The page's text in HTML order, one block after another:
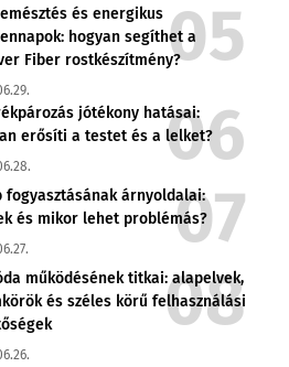
emésztés és energikus
hogyan segíthet a
Fiber rostkészítmény?
jótékony hatásai:
erősíti a testet és a lelket?
fogyasztásának árnyoldalai:
és mikor lehet problémás?
működésének titkai: alapelvek,
és széles körű felhasználási